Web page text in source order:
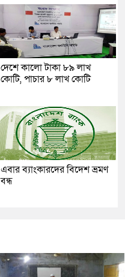
দেশে কালো টাকা ৮৯ লাখ
কোটি, পাচার ৮ লাখ কোটি
এবার ব্যাংকারদের বিদেশ ভ্রমণ
বন্ধ